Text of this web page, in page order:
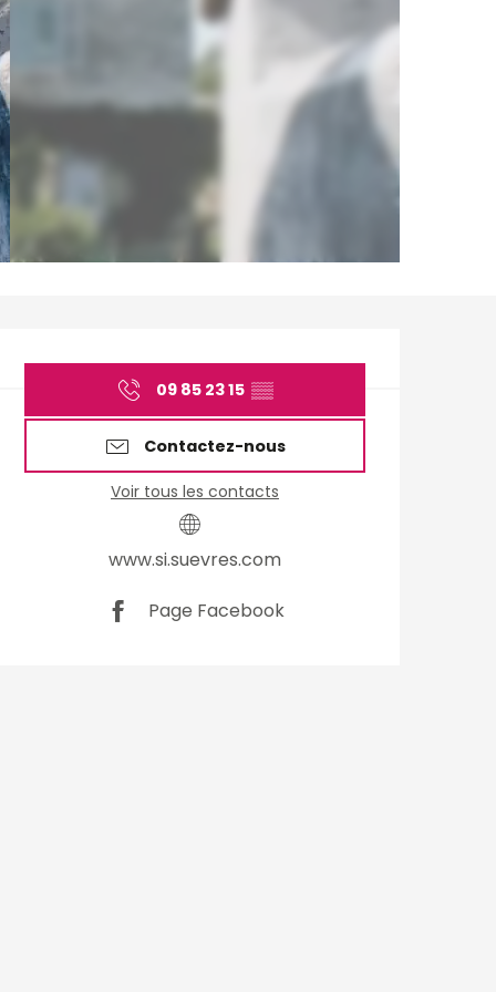
Ouverture et
09 85 23 15 ▒▒
Contactez-nous
Voir tous les contacts
www.si.suevres.com
Page Facebook